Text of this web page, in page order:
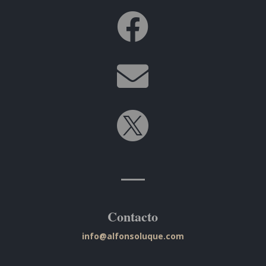



Contacto
info@alfonsoluque.com